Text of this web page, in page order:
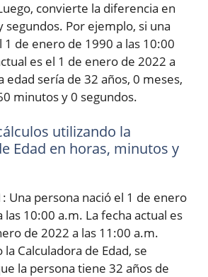
convierte la diferencia en
segundos. Por ejemplo, si una
1 de enero de 1990 a las 10:00
es el 1 de enero de 2022 a
edad sería de 32 años, 0 meses,
minutos y 0 segundos.
utilizando la
Edad en horas, minutos y
Una persona nació el 1 de enero
las 10:00 a.m. La fecha actual es
de 2022 a las 11:00 a.m.
la Calculadora de Edad, se
la persona tiene 32 años de